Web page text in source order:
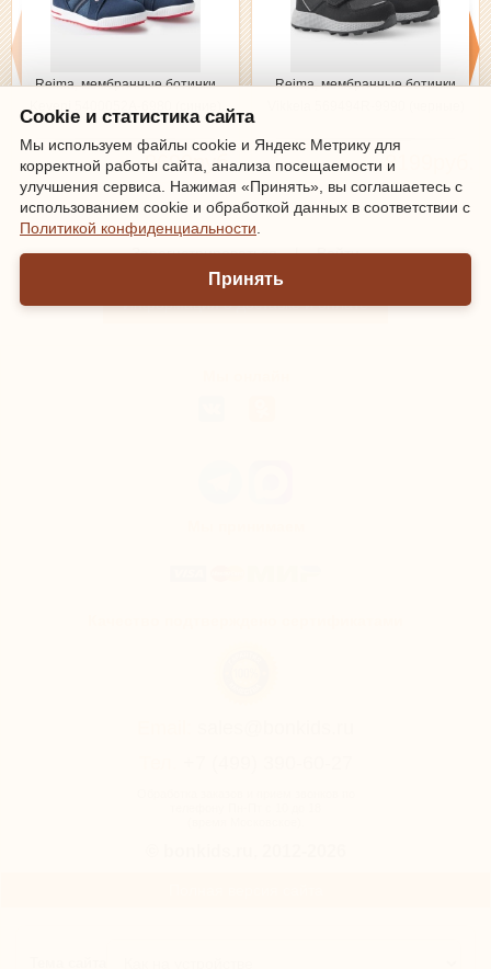
Reima, мембранные ботинки
8699руб.
Reima, мембранные ботинки
8199руб.
Зарегистрироваться | Войти
Информация о доставке и оплате
Cookie и статистика сайта
Мы используем файлы cookie и Яндекс Метрику для
корректной работы сайта, анализа посещаемости и
улучшения сервиса. Нажимая «Принять», вы соглашаетесь с
использованием cookie и обработкой данных в соответствии с
Политикой конфиденциальности
Принять